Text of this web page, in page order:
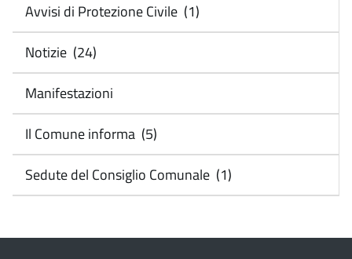
Avvisi di Protezione Civile (1)
Notizie (24)
Manifestazioni
Il Comune informa (5)
Sedute del Consiglio Comunale (1)